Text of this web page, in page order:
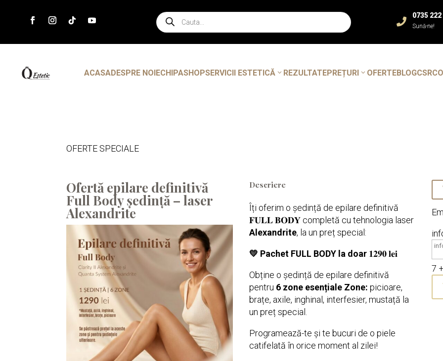
Products
search

0735 222
Sună-ne!
ACASADESPRE NOI ECHIPASHOPSERVICII ESTETICĂ REZULTATEPREȚURI OFERTEBLOGCSR
OFERTE SPECIALE
Ofertă epilare definitivă
Full Body ședință – laser
Alexandrite
Descriere
Îți oferim o ședință de epilare definitivă
𝐅𝐔𝐋𝐋 𝐁𝐎𝐃𝐘 completă cu tehnologia laser
Alexandrite, la un preț special:
💛 Pachet FULL BODY la doar 𝟏𝟐𝟗𝟎 𝐥𝐞𝐢
Obține o ședință de epilare definitivă
pentru 6 zone esențiale Zone: picioare,
brațe, axile, inghinal, interfesier, mustață la
un preț special.
Programează-te și te bucuri de o piele
catifelată în orice moment al zilei!
7